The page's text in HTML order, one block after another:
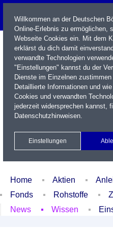
Name / WKN / ISIN / Kürzel
Xetra Realtime
Watchlist
Home Aktien
Fonds
Rohstoffe
News
Wissen
Willkommen an der Deutschen
Online-Erlebnis zu ermöglichen,
Webseite Cookies ein. Mit dem
erklärst du dich damit
verwandte Technologien
"Einstellungen" kannst du der
Dienste im Einzelnen
Detaillierte Informationen und
Cookies und verwandten
jederzeit widersprechen kannst,
Datenschutzhinweisen.
Einstellungen